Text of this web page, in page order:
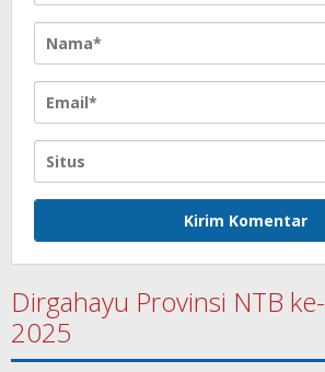
Dirgahayu Provinsi NTB
2025